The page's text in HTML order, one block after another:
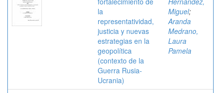
la
representatividad,
justicia y nuevas
estrategias en la
geopolítica
(contexto de la
Guerra Rusia-
Ucrania)
Miguel;
Aranda
Medrano,
Laura
Pamela